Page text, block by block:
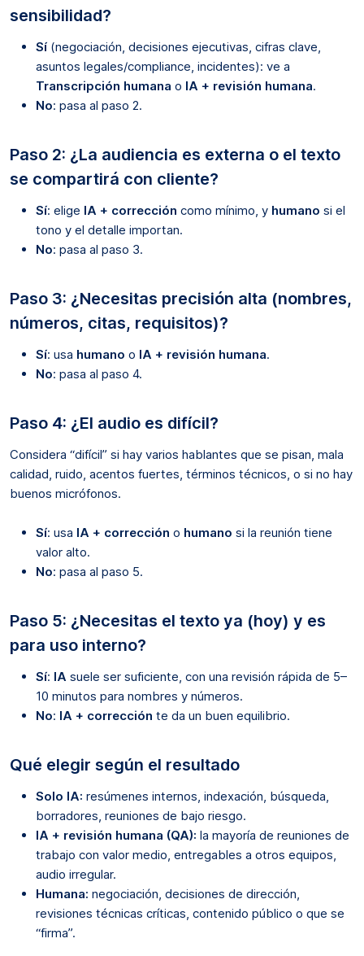
sensibilidad?
Sí (negociación, decisiones ejecutivas, cifras clave,
asuntos legales/compliance, incidentes): ve a
Transcripción humana o IA + revisión humana.
No: pasa al paso 2.
Paso 2: ¿La audiencia es externa o el texto
se compartirá con cliente?
Sí: elige IA + corrección como mínimo, y humano si el
tono y el detalle importan.
No: pasa al paso 3.
Paso 3: ¿Necesitas precisión alta (nombres,
números, citas, requisitos)?
Sí: usa humano o IA + revisión humana.
No: pasa al paso 4.
Paso 4: ¿El audio es difícil?
Considera “difícil” si hay varios hablantes que se pisan, mala
calidad, ruido, acentos fuertes, términos técnicos, o si no hay
buenos micrófonos.
Sí: usa IA + corrección o humano si la reunión tiene
valor alto.
No: pasa al paso 5.
Paso 5: ¿Necesitas el texto ya (hoy) y es
para uso interno?
Sí: IA suele ser suficiente, con una revisión rápida de 5–
10 minutos para nombres y números.
No: IA + corrección te da un buen equilibrio.
Qué elegir según el resultado
Solo IA: resúmenes internos, indexación, búsqueda,
borradores, reuniones de bajo riesgo.
IA + revisión humana (QA): la mayoría de reuniones de
trabajo con valor medio, entregables a otros equipos,
audio irregular.
Humana: negociación, decisiones de dirección,
revisiones técnicas críticas, contenido público o que se
“firma”.